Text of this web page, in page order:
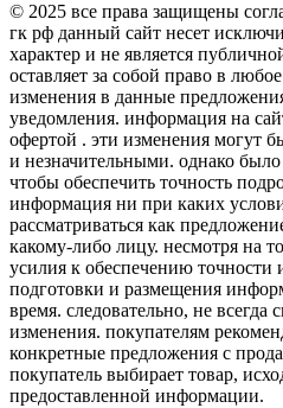
© 2025 все права защищены
гк рф данный сайт несет
характер и не является
оставляет за собой право в
изменения в данные
уведомления. информация на
офертой . эти изменения могут
и незначительными. однако
чтобы обеспечить точность
информация ни при каких
рассматриваться как
какому-либо лицу. несмотря на
усилия к обеспечению
подготовки и размещения
время. следовательно, не всегда
изменения. покупателям
конкретные предложения с
покупатель выбирает товар,
предоставленной информации.